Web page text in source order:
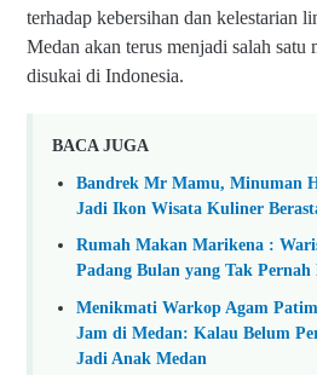
terhadap kebersihan dan kelestarian
Medan akan terus menjadi salah
disukai di Indonesia.
BACA JUGA
Bandrek Mr Mamu, Minuman
Jadi Ikon Wisata Kuliner
Rumah Makan Marikena :
Padang Bulan yang Tak Pernah
Menikmati Warkop Agam
Jam di Medan: Kalau Belum
Jadi Anak Medan